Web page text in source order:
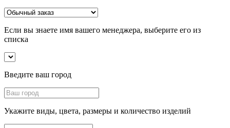
Если вы знаете имя вашего менеджера, выберите его из
списка
Введите ваш город
Укажите виды, цвета, размеры и количество изделий